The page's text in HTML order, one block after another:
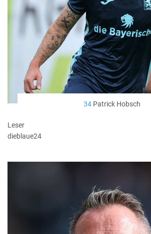
34 Patrick Hobsch
Leser
dieblaue24